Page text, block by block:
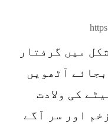
میں گرفتار
آٹھویں
کی ولادت
اور سر آگے